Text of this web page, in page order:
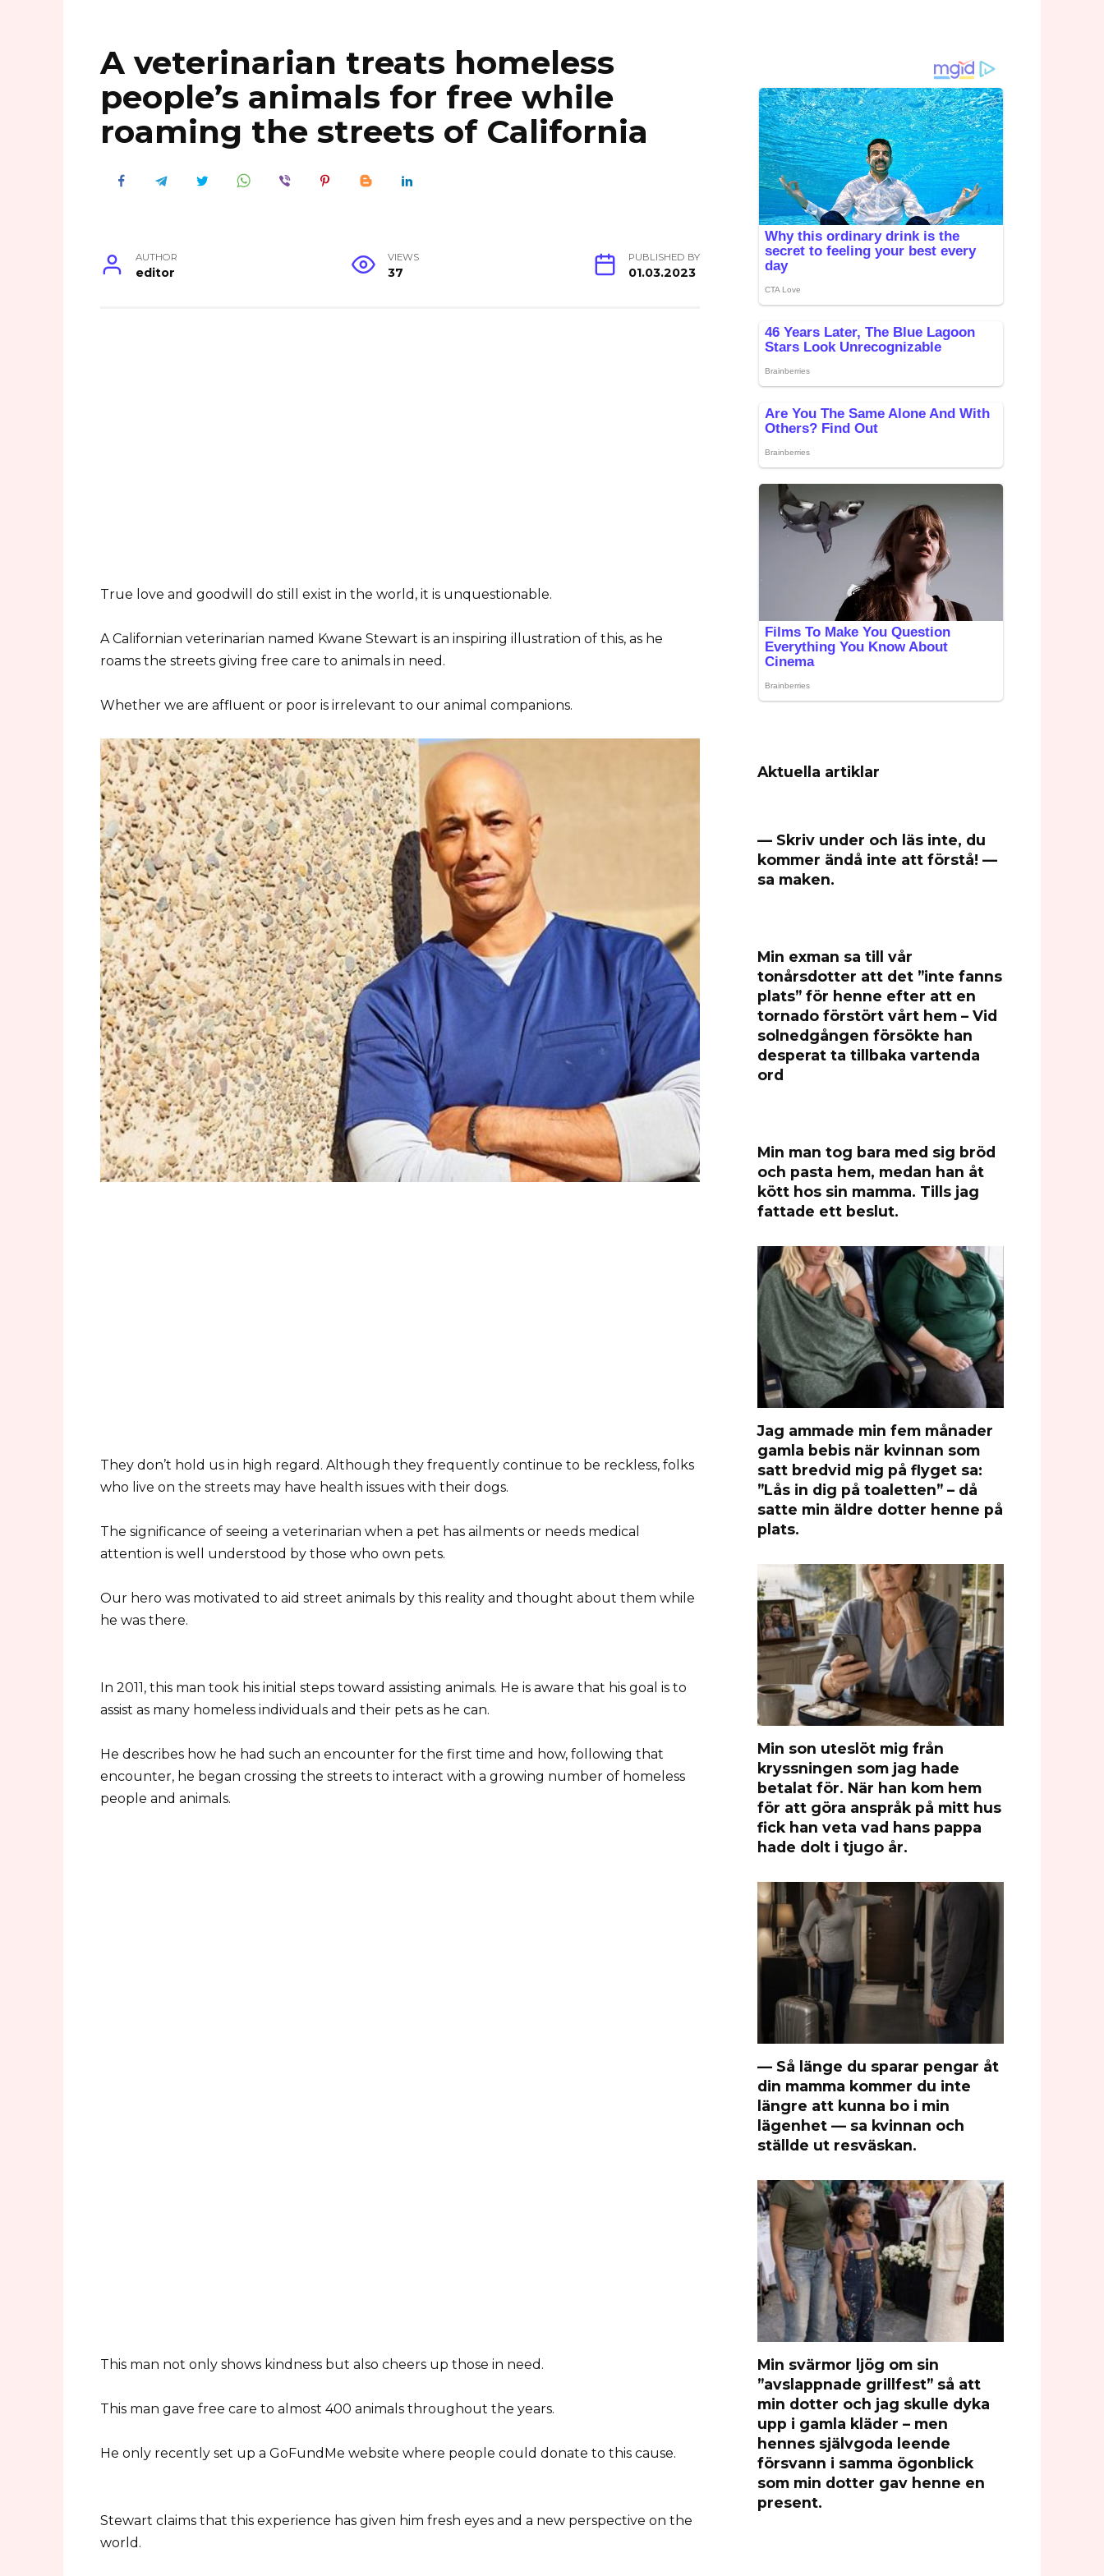
A veterinarian treats homeless
people’s animals for free while
roaming the streets of California
AUTHOR
editor
VIEWS
37
PUBLISHED BY
01.03.2023
True love and goodwill do still exist in the world, it is unquestionable.
A Californian veterinarian named Kwane Stewart is an inspiring illustration of this, as he
roams the streets giving free care to animals in need.
Whether we are affluent or poor is irrelevant to our animal companions.
They don’t hold us in high regard. Although they frequently continue to be reckless, folks
who live on the streets may have health issues with their dogs.
The significance of seeing a veterinarian when a pet has ailments or needs medical
attention is well understood by those who own pets.
Our hero was motivated to aid street animals by this reality and thought about them while
he was there.
In 2011, this man took his initial steps toward assisting animals. He is aware that his goal is to
assist as many homeless individuals and their pets as he can.
He describes how he had such an encounter for the first time and how, following that
encounter, he began crossing the streets to interact with a growing number of homeless
people and animals.
This man not only shows kindness but also cheers up those in need.
This man gave free care to almost 400 animals throughout the years.
He only recently set up a GoFundMe website where people could donate to this cause.
Stewart claims that this experience has given him fresh eyes and a new perspective on the
world.
Aktuella artiklar
— Skriv under och läs inte, du
kommer ändå inte att förstå! —
sa maken.
Min exman sa till vår
tonårsdotter att det ”inte fanns
plats” för henne efter att en
tornado förstört vårt hem – Vid
solnedgången försökte han
desperat ta tillbaka vartenda
ord
Min man tog bara med sig bröd
och pasta hem, medan han åt
kött hos sin mamma. Tills jag
fattade ett beslut.
Jag ammade min fem månader
gamla bebis när kvinnan som
satt bredvid mig på flyget sa:
”Lås in dig på toaletten” – då
satte min äldre dotter henne på
plats.
Min son uteslöt mig från
kryssningen som jag hade
betalat för. När han kom hem
för att göra anspråk på mitt hus
fick han veta vad hans pappa
hade dolt i tjugo år.
— Så länge du sparar pengar åt
din mamma kommer du inte
längre att kunna bo i min
lägenhet — sa kvinnan och
ställde ut resväskan.
Min svärmor ljög om sin
”avslappnade grillfest” så att
min dotter och jag skulle dyka
upp i gamla kläder – men
hennes självgoda leende
försvann i samma ögonblick
som min dotter gav henne en
present.